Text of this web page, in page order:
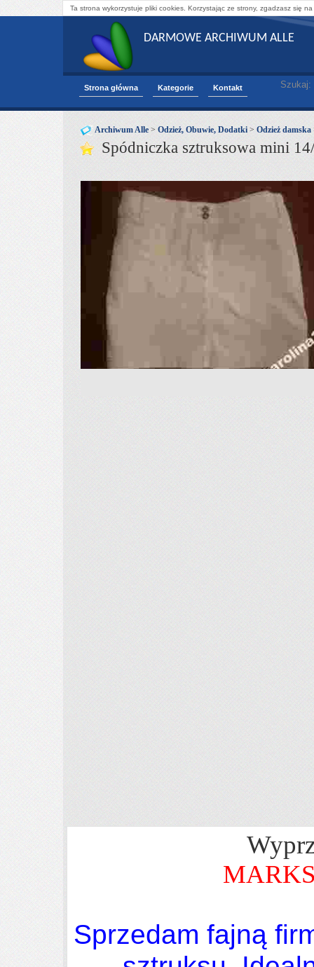
Ta strona wykorzystuje pliki cookies. Korzystając ze strony, zgadzasz się
DARMOWE ARCHIWUM ALLE
Strona główna Kategorie Kontakt Szukaj:
Archiwum Alle > Odzież, Obuwie, Dodatki > Odzież damska
Spódniczka sztruksowa mini
Sprzedam fajną